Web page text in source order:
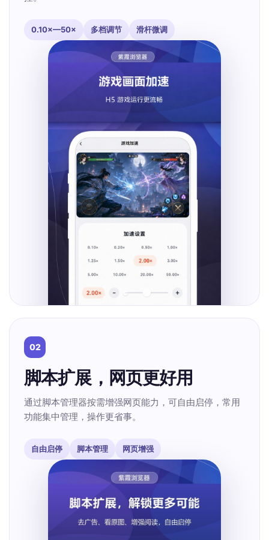
0.10×—50× 多档调节 滑杆微调
02
脚本扩展，网页更好用
通过脚本管理器按需增强网页能力，可自由启停，常用
功能集中管理，操作更省事。
自由启停 脚本管理 网页增强